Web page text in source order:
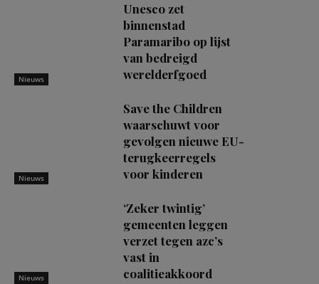
Nieuws
Unesco zet
binnenstad
Paramaribo op lijst
van bedreigd
werelderfgoed
Nieuws
Save the Children
waarschuwt voor
gevolgen nieuwe EU-
terugkeerregels
voor kinderen
Nieuws
‘Zeker twintig’
gemeenten leggen
verzet tegen azc’s
vast in
coalitieakkoord